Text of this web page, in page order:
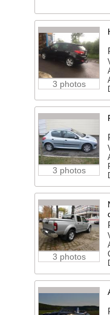
3 photos
3 photos
3 photos